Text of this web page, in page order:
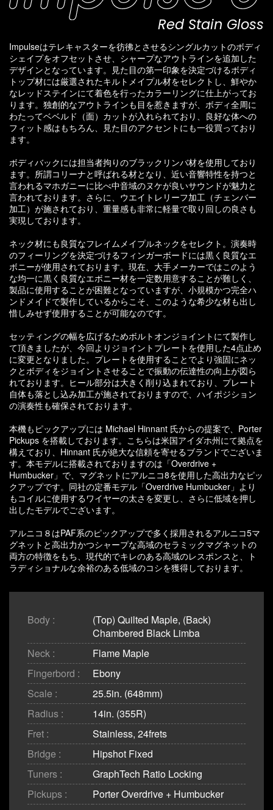
Red Stain Gloss
Impulseはテレキャスターを彷彿とさせるシングルカットのボディ
シェイプをオフセットさせ、シャープなアウトラインを追加した
デザインとなっています。見た目の第一印象を決定づけるボディ
トップ材には厳選されたキルトメイプル材をセレクトし、鮮やか
なレッドステインにて着色を行ったカラーリングに仕上がってお
ります。独創的なアウトラインも目を惹きますが、ボディ全周に
わたってベベルド（面）カットが入れられており、良好な体への
フィット感はもちろん、見た目のアクセントにも一役買っており
ます。
ボディバックには担当者拘りのブラックリンバ材を使用しており
ます。所謂コリーナと呼ばれる材となり、近い音響特性を持つと
言われるマホガニーに比べ中音域のヌケが良いサウンドが魅力と
言われております。さらに、ウエイトレリーフ加工（チェンバー
加工）が施されており、重量感も非常に軽量で取り回しの良さも
実現しております。
ネック材にも良質なフレイムメイプルネックをセレクト。演奏時
のフィーリングを決定づけるフィンガーボードには黒く良質なエ
ボニーが使用されております。現在、大手メーカーではこのよう
な均一に黒く良質なエボニー材を一定数用意することが難しく、
製品に使用することが困難となっていますが、小規模かつ完全ハ
ンドメイドで製作しているからこそ、このような希少な材も出し
惜しみせず使用することが可能なのです。
セッティングの幅を広げるためボルトオンジョイントにて製作し
て頂きましたが、今回よりジョイントプレートを使用した4点止め
に変更となりました。プレートを使用することでより強固にネッ
クとボディをジョイントさせることで振動の伝達性の向上が図ら
れております。ヒール部分は大きく削り込まれており、プレート
自体も落とし込み加工が施されておりますので、ハイポジション
の演奏性も確保されております。
本機もピックアップには Michael Hinnant 氏からの提案で、Porter
Pickups を搭載しております。こちらは米国アイダホ州にて拠点を
構えており、Hinnant 氏が絶大な信頼を寄せるブランドでございま
す。本モデルに搭載されておりますのは「Overdrive +
Humbucker」で、マグネットにアルニコ8を使用した高出力なピッ
クアップです。同社の定番モデル「Overdrive Humbucker」より
もコイルに使用するワイヤーの太さを変更し、さらに低域を押し
出したモデルでございます。
アルニコ８はPAF系のピックアップで多く採用されるアルニコ5マ
グネットと高出力かつシャープな高域のセラミックマグネットの
両方の特徴をもち、現代的でキレのある高域のレスポンスと、ト
ラディショナルな余裕のある低域のコシを獲得しております。
Body :
(Top) Quilted Maple, (Back)
Chambered Black Limba
Neck :
Flame Maple
Fingerbord :
Ebony
Scale :
25.5in. (648mm)
Radius :
14in. (355R)
Fret :
Stainless, 24frets
Bridge :
Hipshot Fixed
Tuners :
GraphTech Ratio Locking
Pickups :
Porter Overdrive + Humbucker